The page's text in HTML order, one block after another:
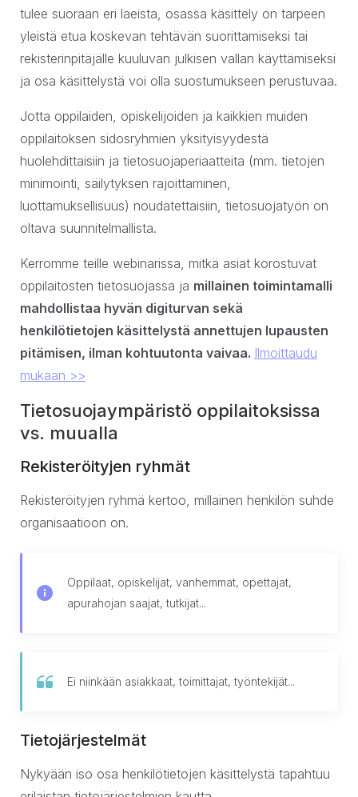
tulee suoraan eri laeista, osassa käsittely on tarpeen
yleistä etua koskevan tehtävän suorittamiseksi tai
rekisterinpitäjälle kuuluvan julkisen vallan käyttämiseksi
ja osa käsittelystä voi olla suostumukseen perustuvaa.
Jotta oppilaiden, opiskelijoiden ja kaikkien muiden
oppilaitoksen sidosryhmien yksityisyydestä
huolehdittaisiin ja tietosuojaperiaatteita (mm. tietojen
minimointi, säilytyksen rajoittaminen,
luottamuksellisuus) noudatettaisiin, tietosuojatyön on
oltava suunnitelmallista.
Kerromme teille webinarissa, mitkä asiat korostuvat
oppilaitosten tietosuojassa ja millainen toimintamalli
mahdollistaa hyvän digiturvan sekä
henkilötietojen käsittelystä annettujen lupausten
pitämisen, ilman kohtuutonta vaivaa. Ilmoittaudu
mukaan >>
Tietosuojaympäristö oppilaitoksissa
vs. muualla
Rekisteröityjen ryhmät
Rekisteröityjen ryhmä kertoo, millainen henkilön suhde
organisaatioon on.
Oppilaat, opiskelijat, vanhemmat, opettajat,
apurahojan saajat, tutkijat...
Ei niinkään asiakkaat, toimittajat, työntekijät...
Tietojärjestelmät
Nykyään iso osa henkilötietojen käsittelystä tapahtuu